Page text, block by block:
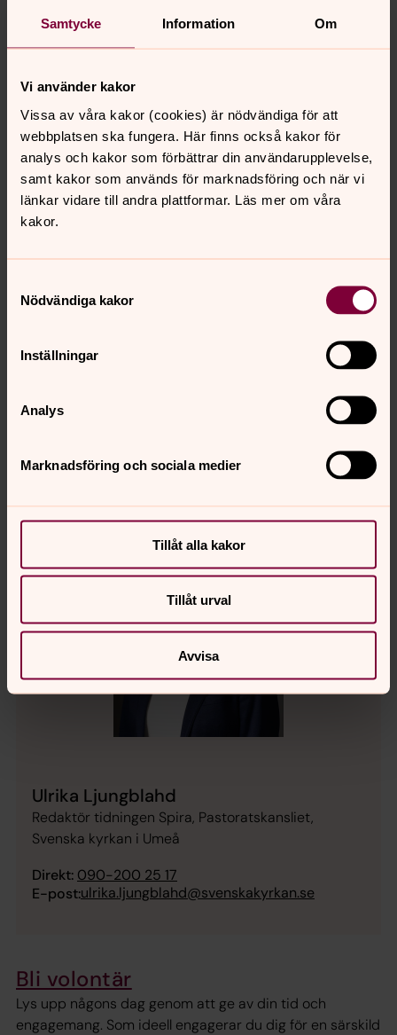
Samtycke Information Om
Vi använder kakor
Vissa av våra kakor (cookies) är nödvändiga för att
webbplatsen ska fungera. Här finns också kakor för
analys och kakor som förbättrar din användarupplevelse,
samt kakor som används för marknadsföring och när vi
länkar vidare till andra plattformar. Läs mer om våra
kakor.
Nödvändiga kakor
Inställningar
Analys
Marknadsföring och sociala medier
Tillåt alla kakor
Tillåt urval
Avvisa
Publicerad 27 maj 2026
Efter en karriär inom kockvärlden sadlade Daniel
hopp och kärlek” träffade han Jennifer och nu firar de tio
år tillsammans.
Visa fler
Bläddra i tidningen via webbtjänsten Issuu, som du
Mer om tidningen Spira
Tidningen Spira
Sommarens Spira kommer ut 6-7 juni. Spira är en tidning
om livsfrågor och tro, som delas ut gratis till alla hushåll
inom Svenska kyrkan i Umeås församlingar fyra gånger
Ulrika Ljungblahd
Redaktör tidningen Spira, Pastoratskansliet,
Svenska kyrkan i Umeå
Direkt: 090-200 25 17
E-post:ulrika.ljungblahd@svenskakyrkan.se
Bli volontär
Lys upp någons dag genom att ge av din tid och
engagemang. Som ideell engagerar du dig för en särskild